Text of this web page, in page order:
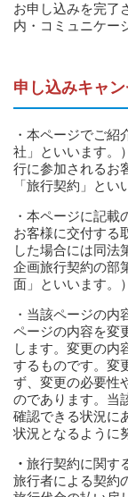
お申し込みを完了
内・コミュニケー
申し込みキャ
・本ページでご紹
社」といいます。
行に参加されるお
「旅行契約」とい
・本ページに記載
お客様に交付する
した場合には同法
企画旅行契約の部
面」といいます。
・当該ページの
ページの内容を変
します。変更の内
するものです。変
ず、変更の必要性
のであります。当
確認できる状況に
状況となるように
・ 旅行契約に関す
旅行者による契約